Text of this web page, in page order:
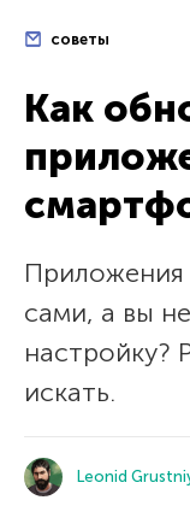
советы
Как
Приложения
сами, а вы
настройку?
искать.
Leonid